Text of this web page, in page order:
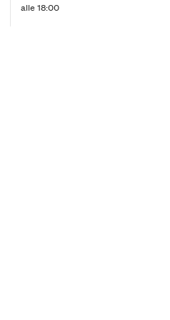
alle 18:00